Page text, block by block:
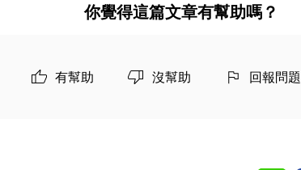
你覺得這篇文章有幫助嗎？
有幫助 沒幫助 回報問題